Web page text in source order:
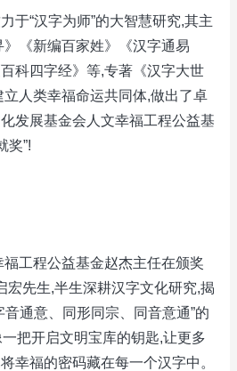
“汉字为师”的大智慧研究,其主
《新编百家姓》《汉字通易
科四字经》等,专著《汉字大世
人类幸福命运共同体,做出了卓
发展基金会人文幸福工程公益基
奖”!
工程公益基金赵杰主任在颁奖
宏先生,半生深耕汉字文化研究,揭
音通意、同形同宗、同音意通”的
一把开启文明宝库的钥匙,让更多
幸福的密码藏在每一个汉字中。